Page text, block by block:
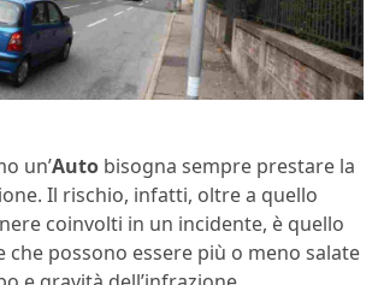
un’Auto bisogna sempre prestare la
Il rischio, infatti, oltre a quello
coinvolti in un incidente, è quello
che possono essere più o meno salate